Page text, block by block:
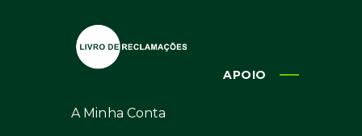
APOIO
A Minha Conta